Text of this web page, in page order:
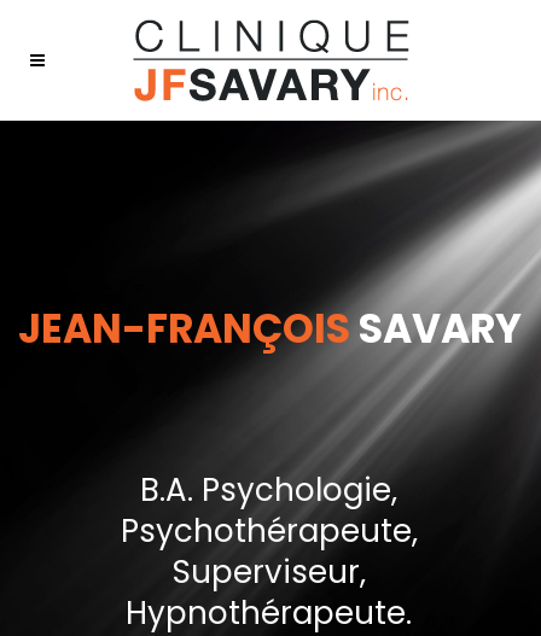
JEAN-FRANÇOISSAVARY
B.A. Psychologie,
Psychothérapeute,
Superviseur,
Hypnothérapeute.